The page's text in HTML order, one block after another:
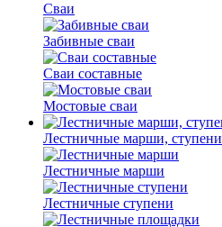
Сваи
Забивные сваи
Сваи составные
Мостовые сваи
Лестничные марши, ступени
Лестничные марши
Лестничные ступени